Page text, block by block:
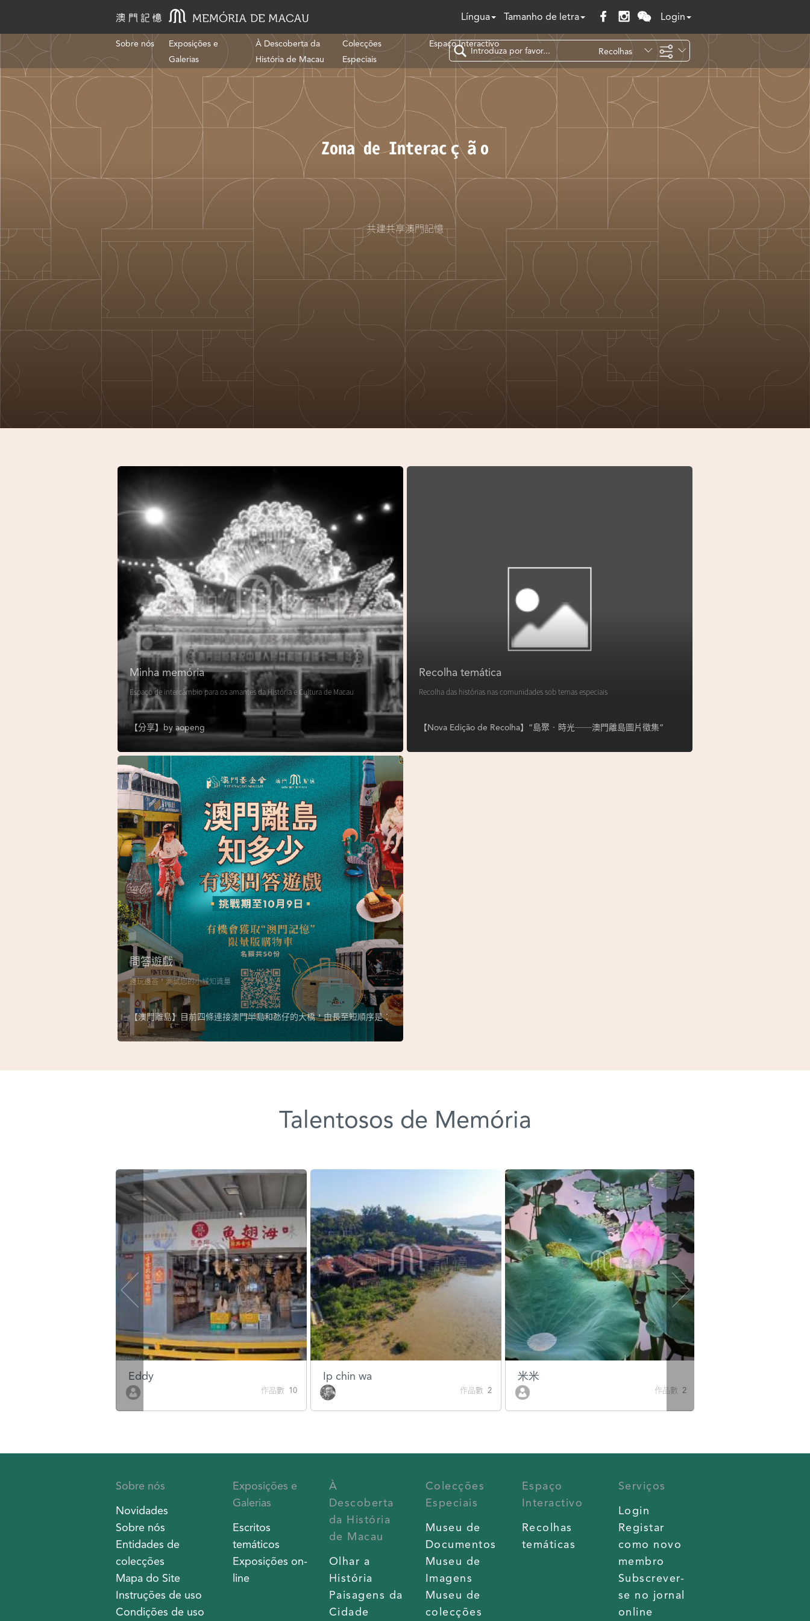
Língua Tamanho de letra Login
Sobre nós
Exposições e
Galerias
À Descoberta da
História de Macau
Colecções
Especiais
Espaço Interactivo
Recolhas
Temáticas
Todo o site
Zona de Interacção
共建共享澳門記憶
Minha memória
Espaço de intercâmbio para os amantes da História e Cultura de Macau
【分享】by aopeng
Recolha temática
Recolha das histórias nas comunidades sob temas especiais
【Nova Edição de Recolha】“島聚‧時光──澳門離島圖片徵集”
問答遊戲
邊玩邊答，測試您的小城知識量
【澳門離島】目前四條連接澳門半島和氹仔的大橋，由長至短順序是︰
Talentosos de Memória
Eddy
作品數 10
Ip chin wa
作品數 2
米米
作品數 2
Sobre nós
Novidades
Sobre nós
Entidades de
colecções
Mapa do Site
Instruções de uso
Condições de uso
Exposições e
Galerias
Escritos
temáticos
Exposições on-
line
À
Descoberta
da História
de Macau
Olhar a
História
Paisagens da
Cidade
Colecções
Especiais
Museu de
Documentos
Museu de
Imagens
Museu de
colecções
Espaço
Interactivo
Recolhas
temáticas
Serviços
Login
Registar
como novo
membro
Subscrever-
se no jornal
online